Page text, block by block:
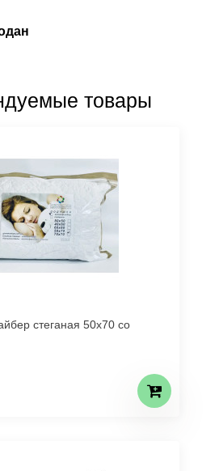
товары
стеганая 50х70 со